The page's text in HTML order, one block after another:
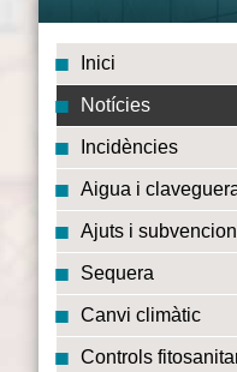
Inici
Notícies
Incidències
Aigua i
Ajuts i
Sequera
Canvi climàtic
Controls